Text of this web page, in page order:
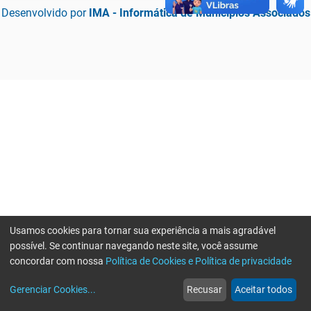
Desenvolvido por IMA - Informática de Municípios Associados
web
Notícias
more_horiz
Mais
Usamos cookies para tornar sua experiência a mais agradável
possível. Se continuar navegando neste site, você assume
concordar com nossa Política de Cookies e Política de privacidade
Gerenciar Cookies... Recusar Aceitar todos
Erro ao enviar informações, por favor tente novamente